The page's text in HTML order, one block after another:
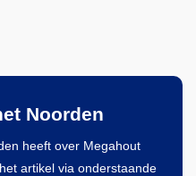
Noorden
heeft over Megahout
artikel via onderstaande